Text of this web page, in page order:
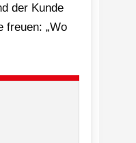
der Kunde
freuen: „Wo